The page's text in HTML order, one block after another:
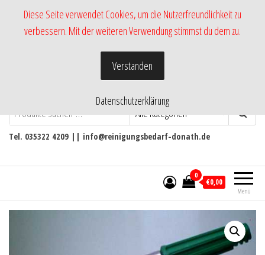
-Shop RmH-
Versand von Pflege- und
Reinigungsmittel
Tel. 035322 4209 || info@reinigungsbedarf-donath.de
Menü
0
€0,00
Diese Seite verwendet Cookies, um die Nutzerfreundlichkeit zu
verbessern. Mit der weiteren Verwendung stimmst du dem zu.
Verstanden
Datenschutzerklärung